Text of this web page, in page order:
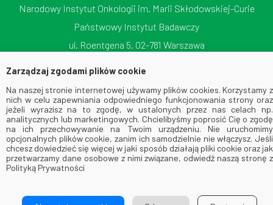
Narodowy Instytut Onkologii im. Marii Skłodowskiej-Curie
Państwowy Instytut Badawczy
ul. Roentgena 5, 02-781 Warszawa
© 2026 Via Medica. All Rights Reserved
Zarządzaj zgodami plików cookie
Na naszej stronie internetowej używamy plików cookies. Korzystamy z
nich w celu zapewniania odpowiedniego funkcjonowania strony oraz
jeżeli wyrazisz na to zgodę, w ustalonych przez nas celach np.
analitycznych lub marketingowych. Chcielibyśmy poprosić Cię o zgodę
na ich przechowywanie na Twoim urządzeniu. Nie uruchomimy
opcjonalnych plików cookie, zanim ich samodzielnie nie włączysz. Jeśli
chcesz dowiedzieć się więcej w jaki sposób działają pliki cookie oraz jak
przetwarzamy dane osobowe z nimi związane, odwiedź naszą stronę z
Polityką Prywatności